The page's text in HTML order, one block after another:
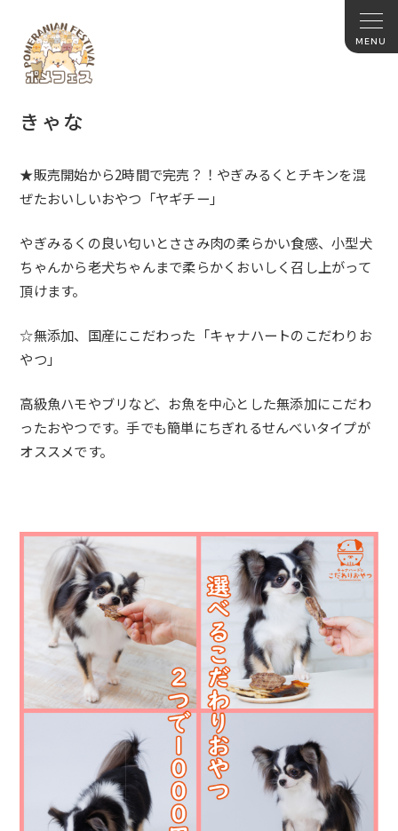
きゃな
★販売開始から2時間で完売？！ やぎみるくとチキンを混
ぜたおいしいおやつ「ヤギチー 」
やぎみるくの良い匂いとささみ肉の柔らかい食感、小型犬
ちゃんから老犬ちゃんまで柔らかくおいしく召し上がって
頂けます。
☆無添加、国産にこだわった「キャナハートのこだわりお
やつ」
高級魚ハモやブリなど、 お魚を中心とした無添加にこだわ
ったおやつです。手でも簡単にちぎれるせんべいタイプが
オススメです。